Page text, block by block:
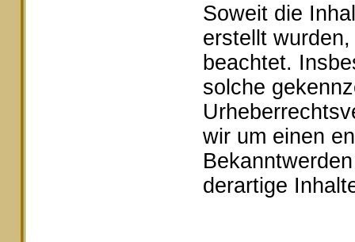
Soweit die
erstellt
beachtet.
solche
wir um einen
derartige